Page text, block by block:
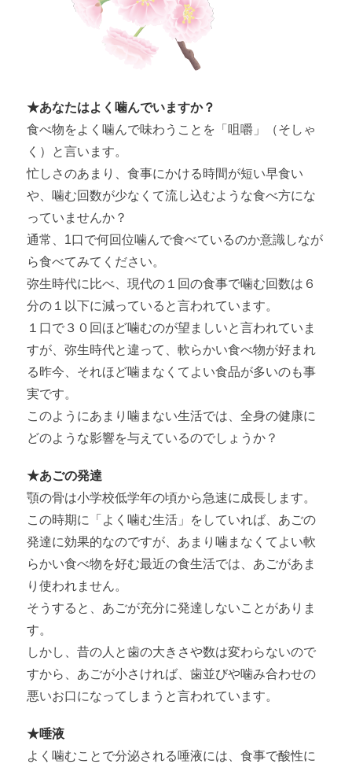
★あなたはよく噛んでいますか？
食べ物をよく噛んで味わうことを「咀嚼」（そしゃ
く）と言います。
忙しさのあまり、食事にかける時間が短い早食い
や、噛む回数が少なくて流し込むような食べ方にな
っていませんか？
通常、1口で何回位噛んで食べているのか意識しなが
ら食べてみてください。
弥生時代に比べ、現代の１回の食事で噛む回数は６
分の１以下に減っていると言われています。
１口で３０回ほど噛むのが望ましいと言われていま
すが、弥生時代と違って、軟らかい食べ物が好まれ
る昨今、それほど噛まなくてよい食品が多いのも事
実です。
このようにあまり噛まない生活では、全身の健康に
どのような影響を与えているのでしょうか？
★あごの発達
顎の骨は小学校低学年の頃から急速に成長します。
この時期に「よく噛む生活」をしていれば、あごの
発達に効果的なのですが、あまり噛まなくてよい軟
らかい食べ物を好む最近の食生活では、あごがあま
り使われません。
そうすると、あごが充分に発達しないことがありま
す。
しかし、昔の人と歯の大きさや数は変わらないので
すから、あごが小さければ、歯並びや噛み合わせの
悪いお口になってしまうと言われています。
★唾液
よく噛むことで分泌される唾液には、食事で酸性に